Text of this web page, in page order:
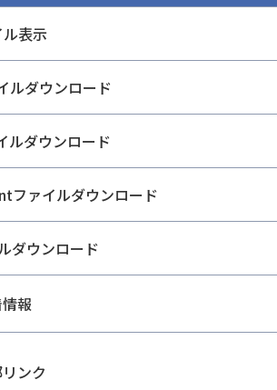
表示
ルダウンロード
ルダウンロード
ファイルダウンロード
ダウンロード
報
ンク